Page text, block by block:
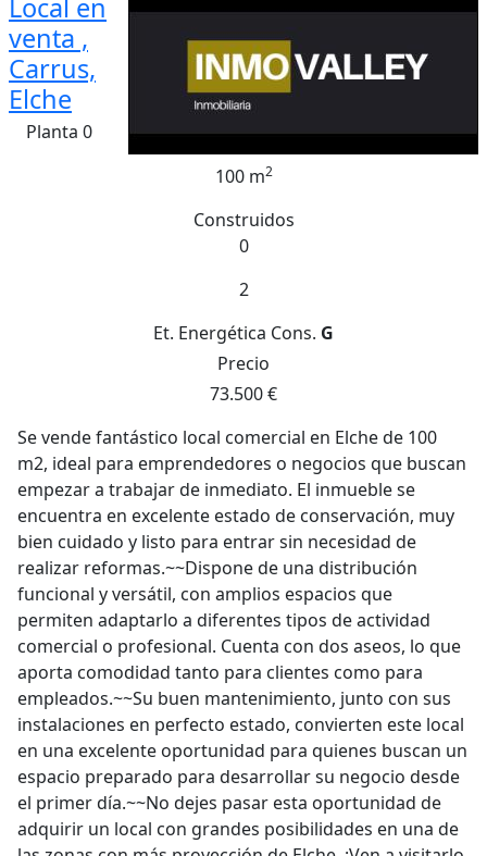
Local en
venta ,
Carrus,
Elche
Planta 0
100 m2
Construidos
0
2
Et. Energética Cons. G
Precio
73.500 €
Se vende fantástico local comercial en Elche de 100
m2, ideal para emprendedores o negocios que buscan
empezar a trabajar de inmediato. El inmueble se
encuentra en excelente estado de conservación, muy
bien cuidado y listo para entrar sin necesidad de
realizar reformas.~~Dispone de una distribución
funcional y versátil, con amplios espacios que
permiten adaptarlo a diferentes tipos de actividad
comercial o profesional. Cuenta con dos aseos, lo que
aporta comodidad tanto para clientes como para
empleados.~~Su buen mantenimiento, junto con sus
instalaciones en perfecto estado, convierten este local
en una excelente oportunidad para quienes buscan un
espacio preparado para desarrollar su negocio desde
el primer día.~~No dejes pasar esta oportunidad de
adquirir un local con grandes posibilidades en una de